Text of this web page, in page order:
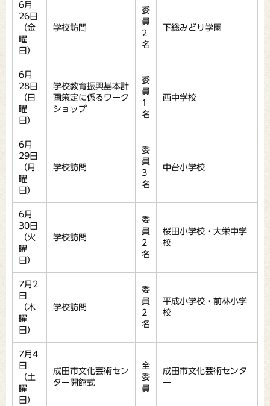
6月
26日
（金
曜
日）
学校訪問
委
員
2
名
下総みどり学園
6月
28日
（日
曜
日）
学校教育振興基本計
画策定に係るワーク
ショップ
委
員
1
名
西中学校
6月
29日
（月
曜
日）
学校訪問
委
員
3
名
中台小学校
6月
30日
（火
曜
日）
学校訪問
委
員
2
名
桜田小学校・大栄中学
校
7月2
日
（木
曜
日）
学校訪問
委
員
2
名
平成小学校・前林小学
校
7月4
日
（土
曜
日）
成田市文化芸術セン
ター開館式
全
委
員
成田市文化芸術センタ
ー